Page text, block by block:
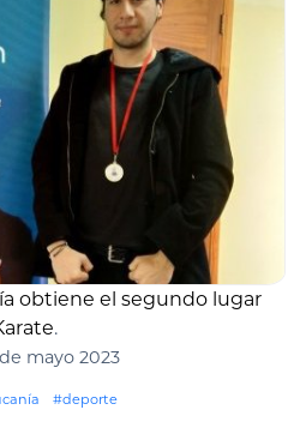
obtiene el segundo lugar
.
de mayo 2023
#deporte